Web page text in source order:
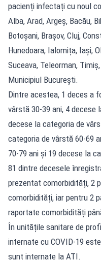
pacienți infectați cu noul
Alba, Arad, Argeș, Bacău,
Botoșani, Brașov, Cluj,
Hunedoara, Ialomița, Iași,
Suceava, Teleorman,
Municipiul București.
Dintre acestea, 1 deces a
vârstă 30-39 ani, 4 decese
decese la categoria de
categoria de vârstă 60-69
70-79 ani și 19 decese la
81 dintre decesele
prezentat comorbidități, 2
comorbidități, iar pentru 2
raportate comorbidități
În unitățile sanitare de
internate cu COVID-19
sunt internate la ATI.